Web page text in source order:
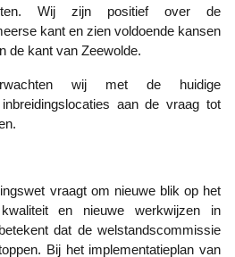
Wij zijn positief over de
kant en zien voldoende kansen
de kant van Zeewolde.
aan de vraag tot
en nieuwe werkwijzen in
dat de welstandscommissie
Bij het implementatieplan van